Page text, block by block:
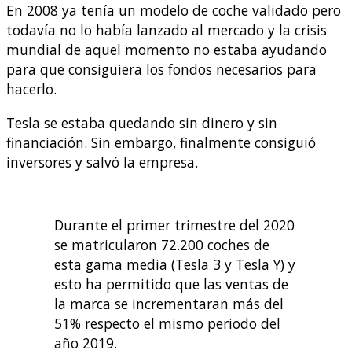
En 2008 ya tenía un modelo de coche validado pero
todavía no lo había lanzado al mercado y la crisis
mundial de aquel momento no estaba ayudando
para que consiguiera los fondos necesarios para
hacerlo.
Tesla se estaba quedando sin dinero y sin
financiación. Sin embargo, finalmente consiguió
inversores y salvó la empresa.
Durante el primer trimestre del 2020
se matricularon 72.200 coches de
esta gama media (Tesla 3 y Tesla Y) y
esto ha permitido que las ventas de
la marca se incrementaran más del
51% respecto el mismo periodo del
año 2019.